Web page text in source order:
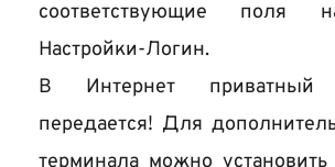
соответствующие поля
Настройки-Логин.
В Интернет
передается! Для
терминала можно установить